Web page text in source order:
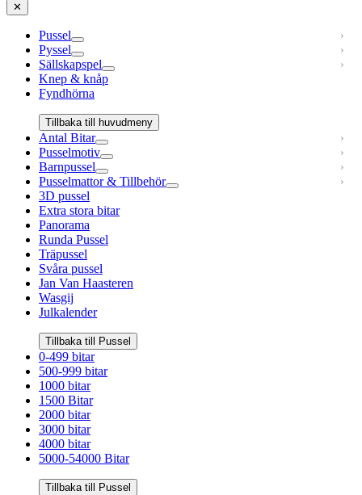
✕
Pussel
Pyssel
Sällskapspel
Knep & knåp
Fyndhörna
Tillbaka till huvudmeny
Antal Bitar
Pusselmotiv
Barnpussel
Pusselmattor & Tillbehör
3D pussel
Extra stora bitar
Panorama
Runda Pussel
Träpussel
Svåra pussel
Jan Van Haasteren
Wasgij
Julkalender
Tillbaka till Pussel
0-499 bitar
500-999 bitar
1000 bitar
1500 Bitar
2000 bitar
3000 bitar
4000 bitar
5000-54000 Bitar
Tillbaka till Pussel